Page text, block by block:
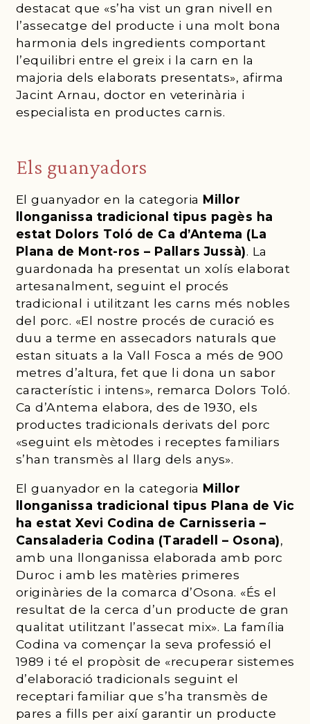
destacat que «s’ha vist un gran nivell en
l’assecatge del producte i una molt bona
harmonia dels ingredients comportant
l’equilibri entre el greix i la carn en la
majoria dels elaborats presentats», afirma
Jacint Arnau, doctor en veterinària i
especialista en productes carnis.
Els guanyadors
El guanyador en la categoria Millor
llonganissa tradicional tipus pagès ha
estat Dolors Toló de Ca d’Antema (La
Plana de Mont-ros – Pallars Jussà). La
guardonada ha presentat un xolís elaborat
artesanalment, seguint el procés
tradicional i utilitzant les carns més nobles
del porc. «El nostre procés de curació es
duu a terme en assecadors naturals que
estan situats a la Vall Fosca a més de 900
metres d’altura, fet que li dona un sabor
característic i intens», remarca Dolors Toló.
Ca d’Antema elabora, des de 1930, els
productes tradicionals derivats del porc
«seguint els mètodes i receptes familiars
s’han transmès al llarg dels anys».
El guanyador en la categoria Millor
llonganissa tradicional tipus Plana de Vic
ha estat Xevi Codina de Carnisseria –
Cansaladeria Codina (Taradell – Osona),
amb una llonganissa elaborada amb porc
Duroc i amb les matèries primeres
originàries de la comarca d’Osona. «És el
resultat de la cerca d’un producte de gran
qualitat utilitzant l’assecat mix». La família
Codina va començar la seva professió el
1989 i té el propòsit de «recuperar sistemes
d’elaboració tradicionals seguint el
receptari familiar que s’ha transmès de
pares a fills per així garantir un producte